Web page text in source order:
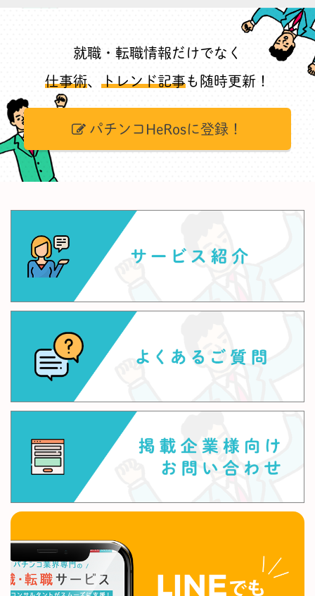
就職・転職情報だけでなく
仕事術、 トレンド記事も随時更新！
パチンコHeRosに登録！